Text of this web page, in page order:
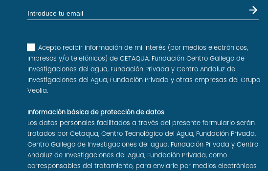
Acepto recibir información de mi interés (por medios electrónicos,
impresos y/o telefónicos) de CETAQUA, Fundación Centro Gallego de
Investigaciones del agua, Fundación Privada y Centro Andaluz de
Investigaciones del Agua, Fundación Privada y otras empresas del Grupo
Veolia.
Información básica de protección de datos
Los datos personales facilitados a través del presente formulario serán
tratados por Cetaqua, Centro Tecnológico del Agua, Fundación Privada,
Centro Gallego de Investigaciones del agua, Fundación Privada y Centro
Andaluz de Investigaciones del Agua, Fundación Privada, como
corresponsables del tratamiento, para enviarle por medios electrónicos